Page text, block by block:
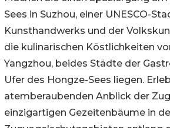
Sees in Suzhou, einer UNESCO-
Kunsthandwerks und der
die kulinarischen Köstlichkeiten
Yangzhou, beides Städte der
Ufer des Hongze-Sees liegen.
atemberaubenden Anblick der
einzigartigen Gezeitenbäume in